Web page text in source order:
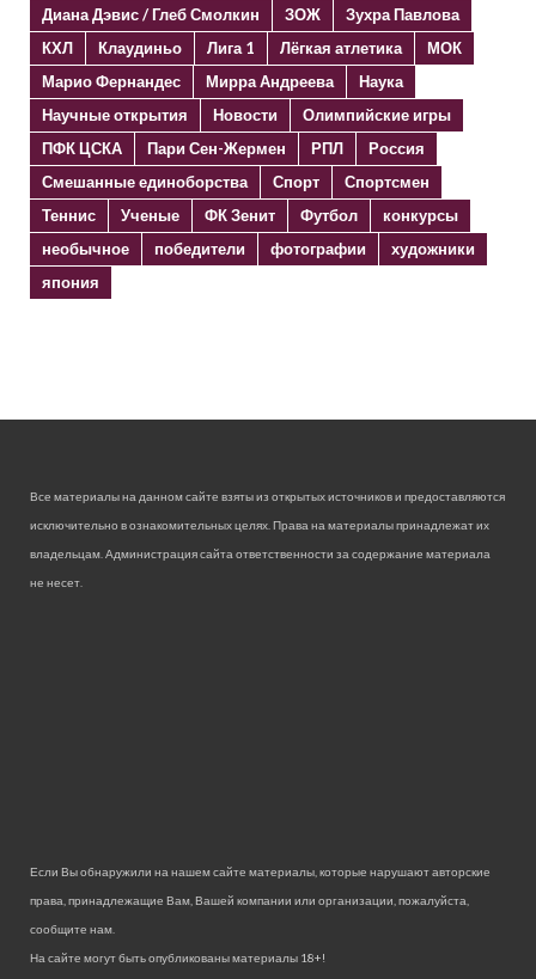
Диана Дэвис / Глеб Смолкин
ЗОЖ
Зухра Павлова
КХЛ
Клаудиньо Лига 1 Лёгкая атлетика
МОК
Марио Фернандес
Мирра Андреева
Наука
Научные открытия
Новости
Олимпийские игры
ПФК ЦСКА
Пари Сен-Жермен РПЛ
Россия
Смешанные единоборства
Спорт
Спортсмен
Теннис
Ученые ФК Зенит Футбол
конкурсы
необычное
победители фотографии
художники
япония
Все материалы на данном сайте взяты из открытых источников и предоставляются
исключительно в ознакомительных целях. Права на материалы принадлежат их
владельцам. Администрация сайта ответственности за содержание материала
не несет.
Если Вы обнаружили на нашем сайте материалы, которые нарушают авторские
права, принадлежащие Вам, Вашей компании или организации, пожалуйста,
сообщите нам.
На сайте могут быть опубликованы материалы 18+!